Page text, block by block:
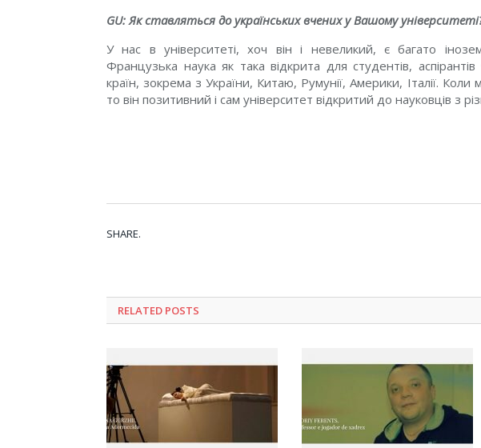
GU: Як ставляться до українських вчених у Вашому
У нас в університеті, хоч він і невеликий, є багато
Французька наука як така відкрита для студентів,
країн, зокрема з України, Китаю, Румунії, Америки, Італії.
то він позитивний і сам університет відкритий до науковців з
SHARE.
RELATED POSTS